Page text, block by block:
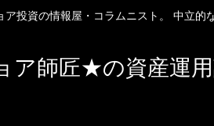
投資の情報屋・コラムニスト。 中立
ア師匠★の資産運